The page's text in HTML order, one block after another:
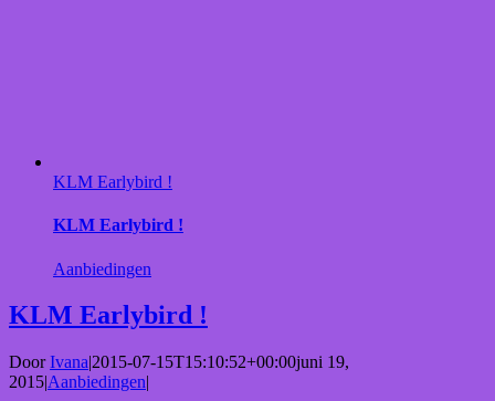
KLM Earlybird !
KLM Earlybird !
Aanbiedingen
KLM Earlybird !
DoorIvana|2015-07-15T15:10:52+00:00juni 19,
2015|Aanbiedingen|